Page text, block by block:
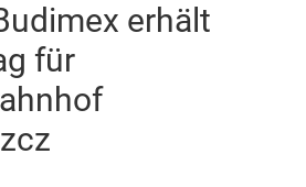
erhält
für